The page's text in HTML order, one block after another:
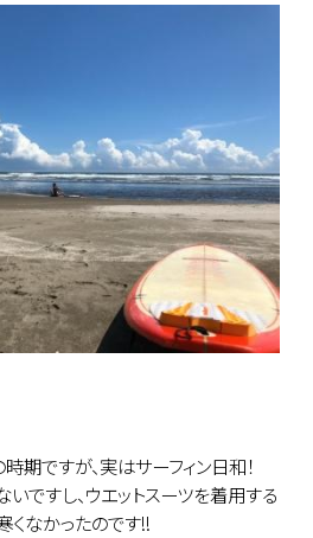
期ですが、実はサーフィン日和！
ですし、ウエットスーツを着用する
くなかったのです!!